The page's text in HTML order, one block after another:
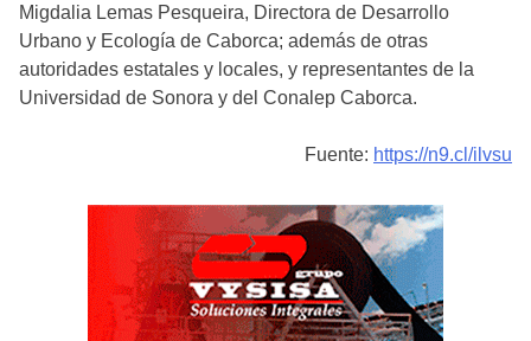
Migdalia Lemas Pesqueira, Directora de Desarrollo
Urbano y Ecología de Caborca; además de otras
autoridades estatales y locales, y representantes de la
Universidad de Sonora y del Conalep Caborca.
Fuente: https://n9.cl/ilvsu